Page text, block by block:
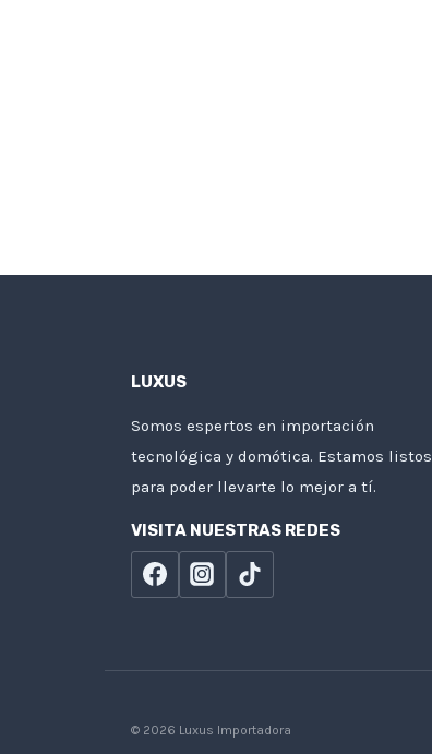
LUXUS
Somos espertos en importación
tecnológica y domótica. Estamos listos
para poder llevarte lo mejor a tí.
VISITA NUESTRAS REDES
© 2026 Luxus Importadora